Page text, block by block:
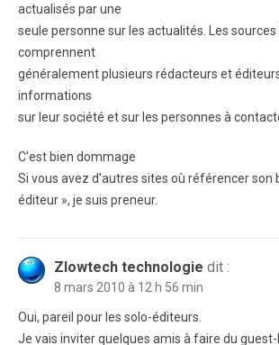
actualisés par une
seule personne sur les actualités. Les sources
comprennent
généralement plusieurs rédacteurs et
informations
sur leur société et sur les personnes à
C’est bien dommage
Si vous avez d’autres sites où référencer son
éditeur », je suis preneur.
Zlowtech technologie dit :
8 mars 2010 à 12 h 56 min
Oui, pareil pour les solo-éditeurs.
Je vais inviter quelques amis à faire du